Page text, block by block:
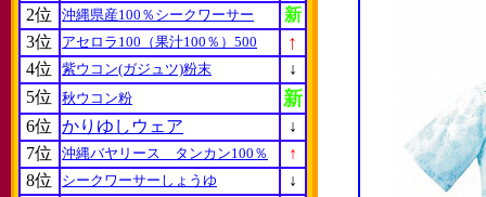
2位 沖縄県産100％シークワーサー
新
3位
アセロラ100（果汁100％）500 ↑
4位 紫ウコン(ガジュツ)粉末
↓
5位
秋ウコン粉 新
6位 かりゆしウェア
↓
7位
沖縄バヤリース タンカン100％
↑
8位
シークワーサーしょうゆ
↓